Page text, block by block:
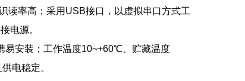
读率高；采用USB接口，以虚拟串口方式工
电源。
易安装；工作温度10~+60℃、贮藏温度
电稳定。